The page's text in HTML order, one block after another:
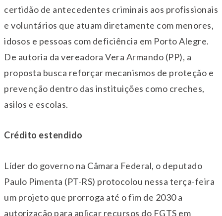
certidão de antecedentes criminais aos profissionais
e voluntários que atuam diretamente com menores,
idosos e pessoas com deficiência em Porto Alegre.
De autoria da vereadora Vera Armando (PP), a
proposta busca reforçar mecanismos de proteção e
prevenção dentro das instituições como creches,
asilos e escolas.
Crédito estendido
Líder do governo na Câmara Federal, o deputado
Paulo Pimenta (PT-RS) protocolou nessa terça-feira
um projeto que prorroga até o fim de 2030 a
autorização para aplicar recursos do FGTS em